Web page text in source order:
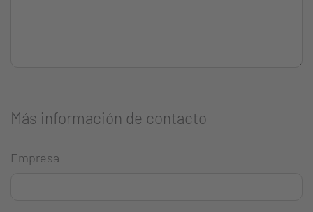
Más información de contacto
Empresa